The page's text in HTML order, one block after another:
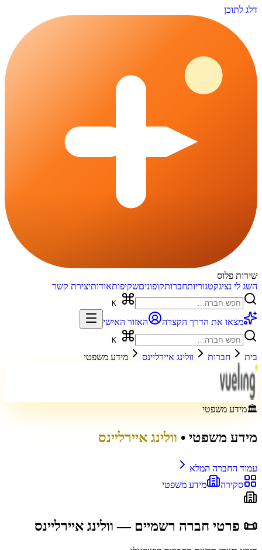
דלג לתוכן
שירות פלוס
השג לי נציגקטגוריותחברותקופוניםשקיפותאודותיצירת קשר
מצאו את הדרך הקצרה האזור האישי
בית חברות וולינג איירליינס מידע משפטי
🏛️מידע משפטי
מידע משפטי • וולינג איירליינס
עמוד החברה המלא
סקירה
מידע משפטי
📜 פרטי חברה רשמיים — וולינג איירליינס